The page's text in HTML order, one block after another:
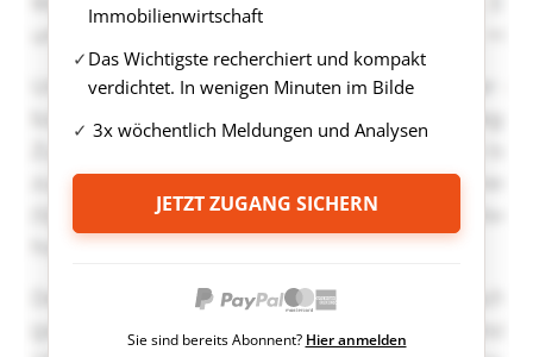
Immobilienwirtschaft
Das Wichtigste recherchiert und kompakt
verdichtet. In wenigen Minuten im Bilde
3x wöchentlich Meldungen und Analysen
JETZT ZUGANG SICHERN
Sie sind bereits Abonnent? Hier anmelden